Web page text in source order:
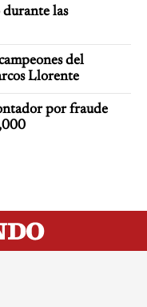
durante las
del
Llorente
por fraude